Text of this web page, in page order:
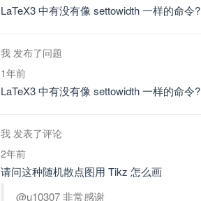
LaTeX3 中有没有像 settowidth 一样的命令?
我 发布了问题
1年前
LaTeX3 中有没有像 settowidth 一样的命令?
我 发表了评论
2年前
请问这种随机散点图用 Tikz 怎么画
@u10307 非常感谢